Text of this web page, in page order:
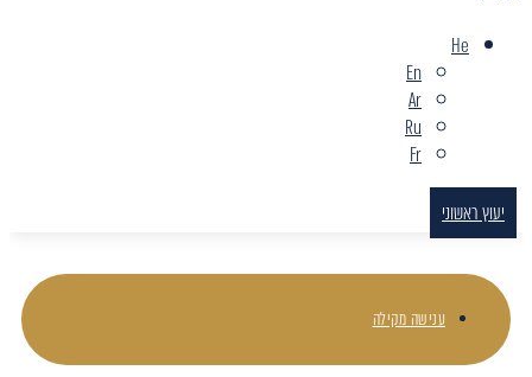
He
En
Ar
Ru
Fr
יעוץ ראשוני
ענישה מקילה